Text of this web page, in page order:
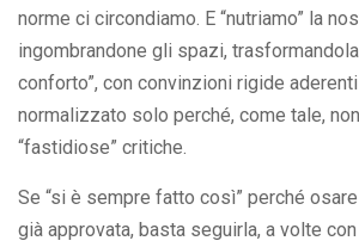
norme ci circondiamo. E “nutriamo” la
ingombrandone gli spazi, trasformandola
conforto”, con convinzioni rigide
normalizzato solo perché, come tale,
“fastidiose” critiche.
Se “si è sempre fatto così” perché
già approvata, basta seguirla, a volte